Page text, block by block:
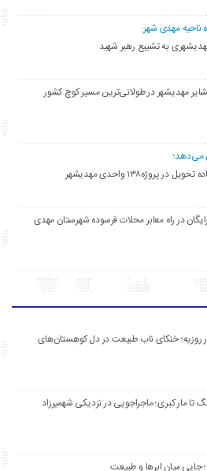
ناحیه مهدی شهر:
مهدیشهر در طولانی‌ترین مسیر کوچ کشور
می‌دهد؛
رایگان در راه معابر محلات فرسوده شهرستان مهدی
روزیه؛ خنکای ناب طبیعت در دل کوهستان‌های
تا مار کبری؛ ماجراجویی در نزدیکی شهمیرزاد
جایی میان ابرها و طبیعت